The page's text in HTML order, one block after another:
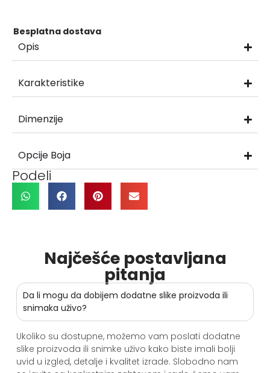
Besplatna dostava
Opis
Karakteristike
Dimenzije
Opcije Boja
Podeli
Najčešće postavljana
pitanja
Da li mogu da dobijem dodatne slike proizvoda ili
snimaka uživo?
Ukoliko su dostupne, možemo vam poslati dodatne
slike proizvoda ili snimke uživo kako biste imali bolji
uvid u izgled, detalje i kvalitet izrade. Slobodno nam